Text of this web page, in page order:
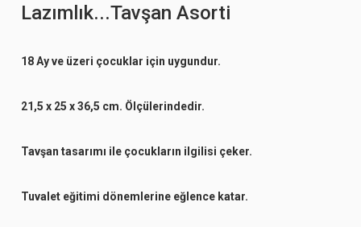
Lazımlık...Tavşan Asorti
18 Ay ve üzeri çocuklar için uygundur.
21,5 x 25 x 36,5 cm. Ölçülerindedir.
Tavşan tasarımı ile çocukların ilgilisi çeker.
Tuvalet eğitimi dönemlerine eğlence katar.